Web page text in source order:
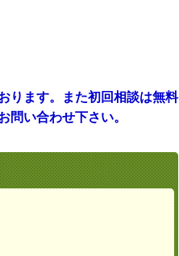
ります。また初回相談は無料
問い合わせ下さい。